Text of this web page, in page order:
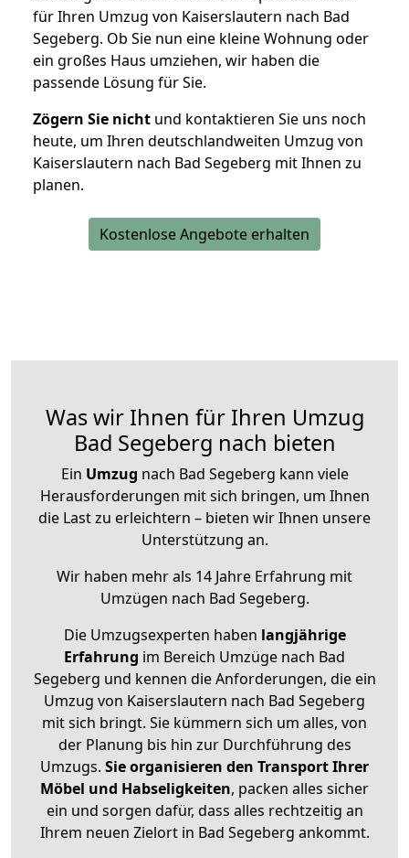
für Ihren Umzug von Kaiserslautern nach Bad
Segeberg. Ob Sie nun eine kleine Wohnung oder
ein großes Haus umziehen, wir haben die
passende Lösung für Sie.
Zögern Sie nicht und kontaktieren Sie uns noch
heute, um Ihren deutschlandweiten Umzug von
Kaiserslautern nach Bad Segeberg mit Ihnen zu
planen.
Kostenlose Angebote erhalten
Was wir Ihnen für Ihren Umzug
Bad Segeberg nach bieten
Ein Umzug nach Bad Segeberg kann viele
Herausforderungen mit sich bringen, um Ihnen
die Last zu erleichtern – bieten wir Ihnen unsere
Unterstützung an.
Wir haben mehr als 14 Jahre Erfahrung mit
Umzügen nach Bad Segeberg.
Die Umzugsexperten haben langjährige
Erfahrung im Bereich Umzüge nach Bad
Segeberg und kennen die Anforderungen, die ein
Umzug von Kaiserslautern nach Bad Segeberg
mit sich bringt. Sie kümmern sich um alles, von
der Planung bis hin zur Durchführung des
Umzugs. Sie organisieren den Transport Ihrer
Möbel und Habseligkeiten, packen alles sicher
ein und sorgen dafür, dass alles rechtzeitig an
Ihrem neuen Zielort in Bad Segeberg ankommt.